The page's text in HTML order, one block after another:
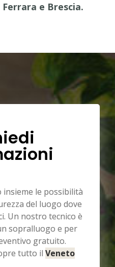
e Brescia.
insieme le possibilità
del luogo dove
Un nostro tecnico è
sopralluogo e per
gratuito.
tutto il Veneto